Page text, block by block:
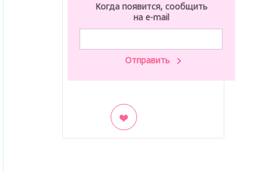
Когда появится, сообщить
на e-mail